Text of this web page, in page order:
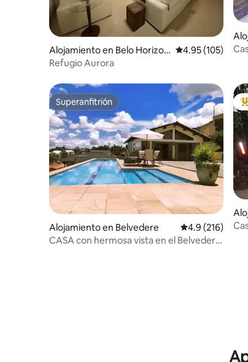
Alojamiento en Belo Horizon
te
Calificación
4.95 (105)
Refugio Aurora
Superanfitrión
Superanfitrión
Alojamiento en Belvedere Calificación
4.9 (216)
CASA con hermosa vista en el Belvedere,